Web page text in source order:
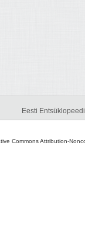
Eesti
Commons Attribution-